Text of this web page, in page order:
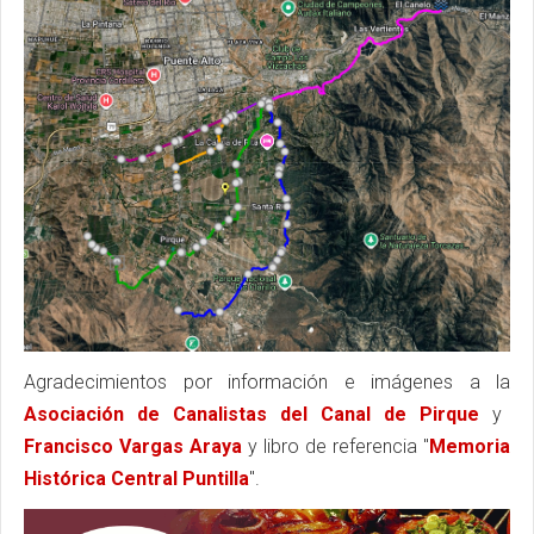
Agradecimientos por información e imágenes a la
Asociación de Canalistas del Canal de Pirque y
Francisco Vargas Araya y libro de referencia " Memoria
Histórica Central Puntilla".